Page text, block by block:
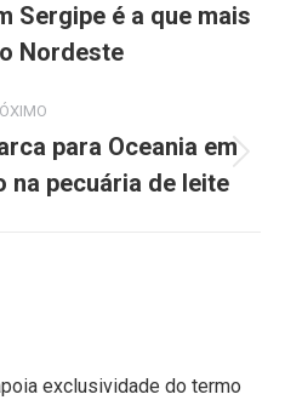
Sergipe é a que mais
Nordeste
para Oceania em
na pecuária de leite
exclusividade do termo